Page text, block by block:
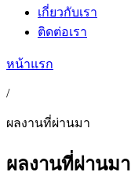
เกี่ยวกับเรา
ติดต่อเรา
หน้าแรก
/
ผลงานที่ผ่านมา
ผลงานที่ผ่านมา